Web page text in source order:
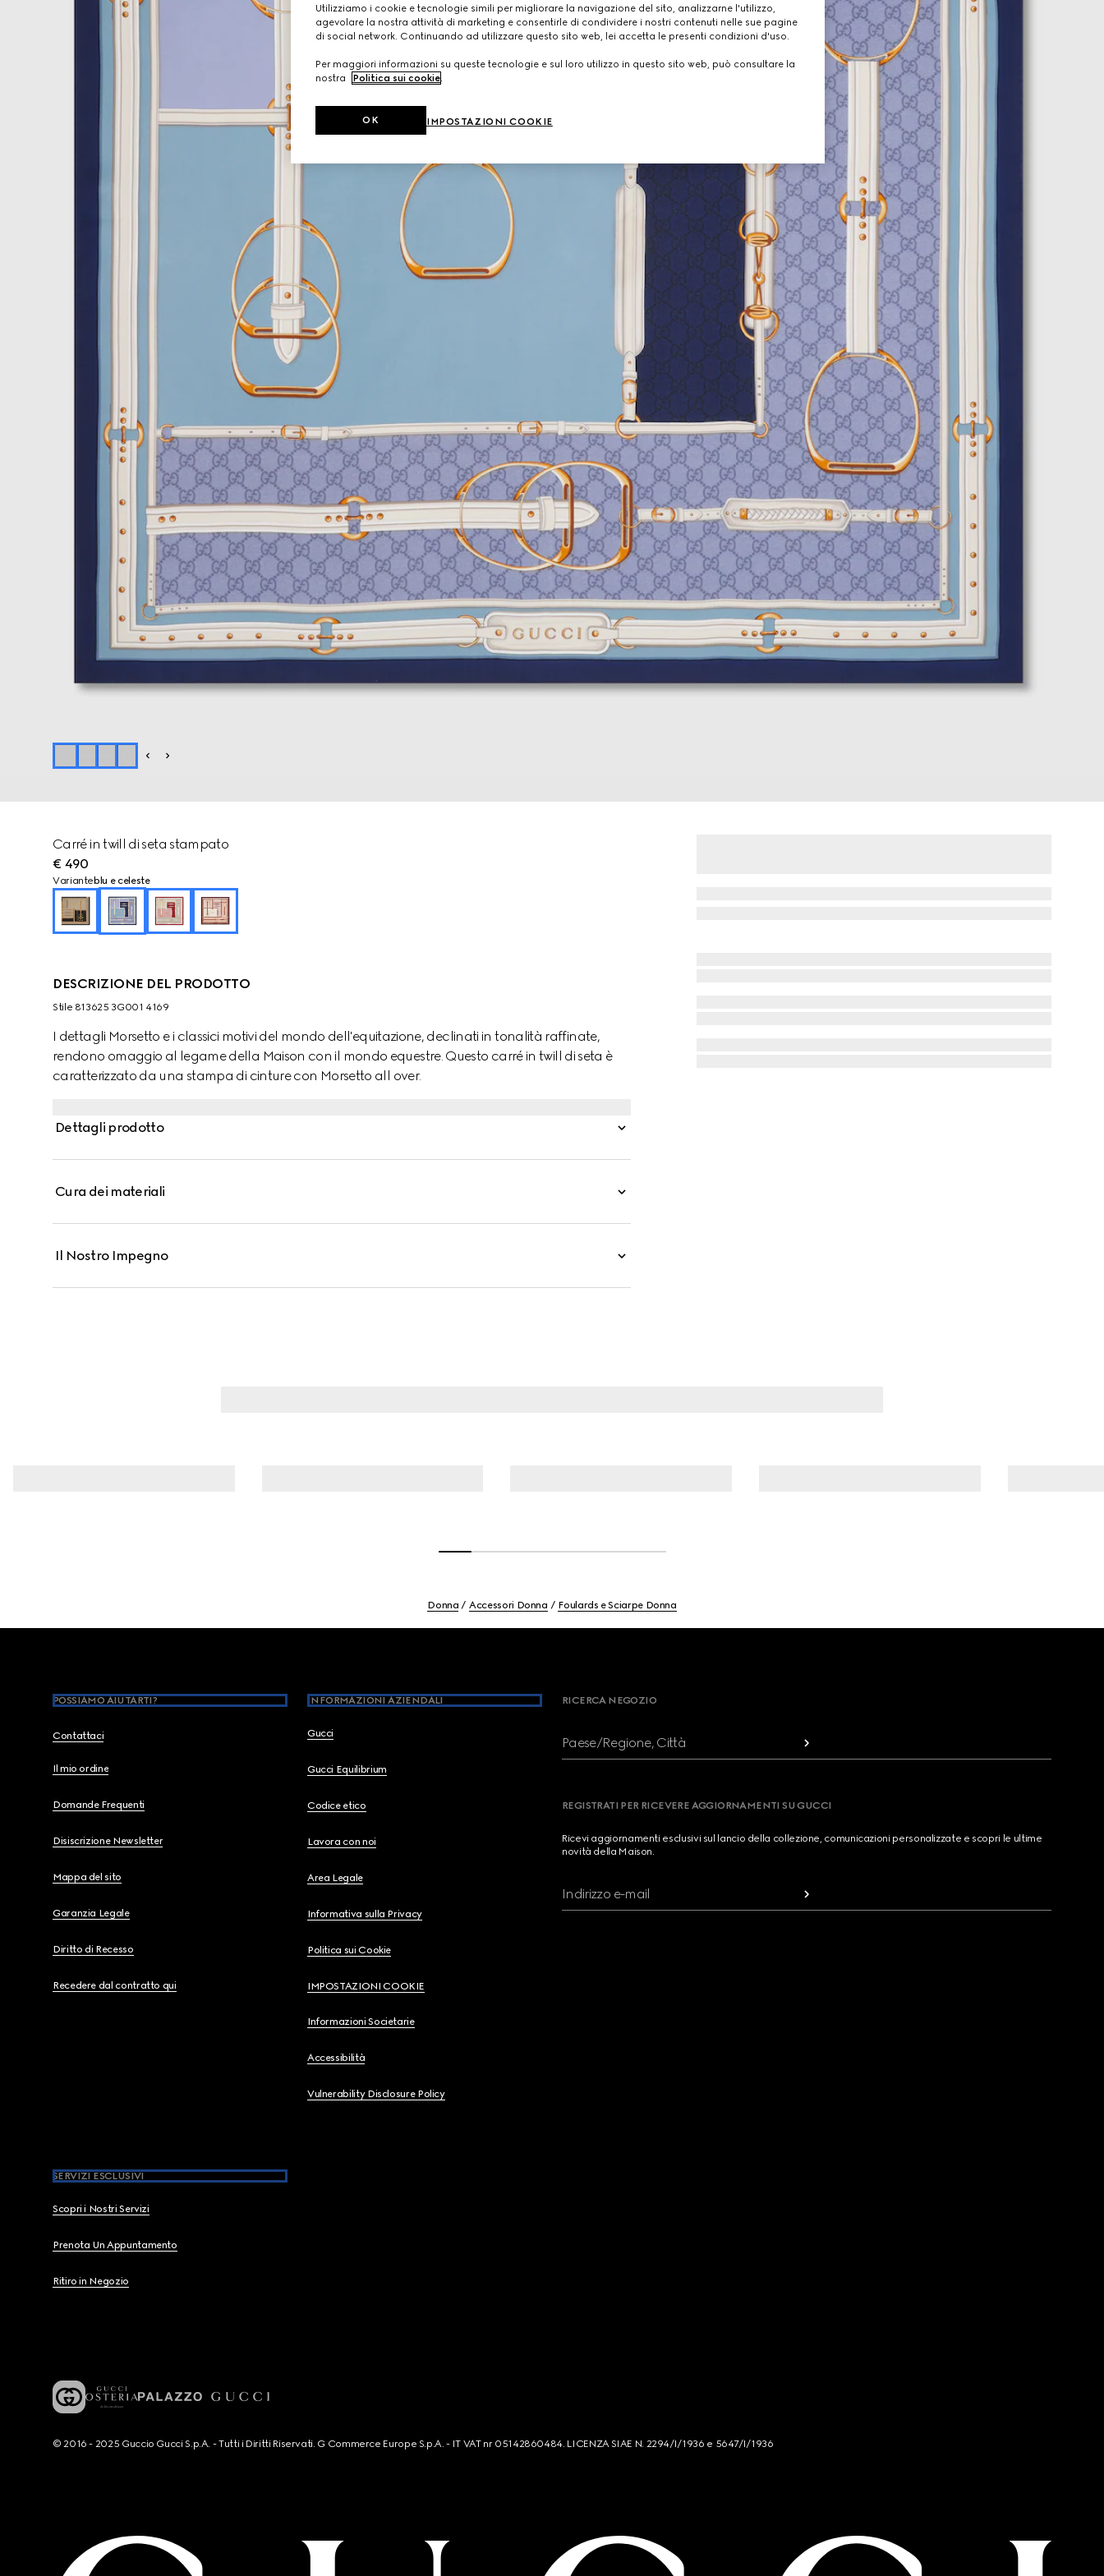
Carré in twill di seta stampato
€ 490
Variante blu e celeste
DESCRIZIONE DEL PRODOTTO
Stile ‎813625 3G001 4169
I dettagli Morsetto e i classici motivi del mondo dell'equitazione, declinati in tonalità raffinate,
rendono omaggio al legame della Maison con il mondo equestre. Questo carré in twill di seta è
caratterizzato da una stampa di cinture con Morsetto all over.
Dettagli prodotto
Cura dei materiali
Il Nostro Impegno
Donna Accessori Donna Foulards e Sciarpe Donna
POSSIAMO AIUTARTI?
Contattaci
Il mio ordine
Domande Frequenti
Disiscrizione Newsletter
Mappa del sito
Garanzia Legale
Diritto di Recesso
Recedere dal contratto qui
INFORMAZIONI AZIENDALI
Gucci
Gucci Equilibrium
Codice etico
Lavora con noi
Area Legale
Informativa sulla Privacy
Politica sui Cookie
IMPOSTAZIONI COOKIE
Informazioni Societarie
Accessibilità
Vulnerability Disclosure Policy
SERVIZI ESCLUSIVI
Scopri i Nostri Servizi
Prenota Un Appuntamento
Ritiro in Negozio
RICERCA NEGOZIO
Paese/Regione, Città
REGISTRATI PER RICEVERE AGGIORNAMENTI SU GUCCI
Ricevi aggiornamenti esclusivi sul lancio della collezione, comunicazioni personalizzate e scopri le ultime
novità della Maison.
Indirizzo e-mail
© 2016 - 2025 Guccio Gucci S.p.A. - Tutti i Diritti Riservati. G Commerce Europe S.p.A. - IT VAT nr 05142860484. LICENZA SIAE N. 2294/I/1936 e 5647/I/1936
Utilizziamo i cookie e tecnologie simili per migliorare la navigazione del sito, analizzarne l'utilizzo,
agevolare la nostra attività di marketing e consentirle di condividere i nostri contenuti nelle sue pagine
di social network. Continuando ad utilizzare questo sito web, lei accetta le presenti condizioni d'uso.
Per maggiori informazioni su queste tecnologie e sul loro utilizzo in questo sito web, può consultare la
nostra
Politica sui cookie.
IMPOSTAZIONI COOKIE
OK